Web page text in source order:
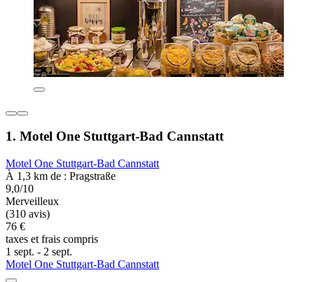
1. Motel One Stuttgart-Bad Cannstatt
Motel One Stuttgart-Bad Cannstatt
À 1,3 km de : Pragstraße
9,0/10
Merveilleux
(310 avis)
76 €
taxes et frais compris
1 sept. - 2 sept.
Motel One Stuttgart-Bad Cannstatt